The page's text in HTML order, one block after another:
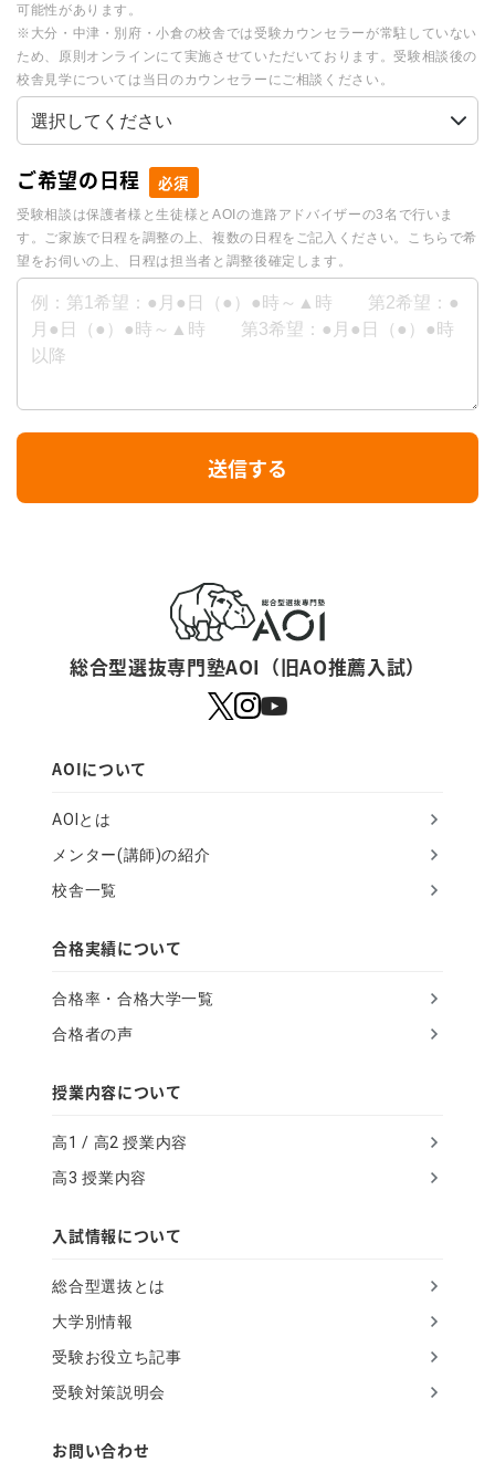
可能性があります。
※大分・中津・別府・小倉の校舎では受験カウンセラーが常駐していない
ため、原則オンラインにて実施させていただいております。受験相談後の
校舎見学については当日のカウンセラーにご相談ください。
ご希望の日程 必須
受験相談は保護者様と生徒様とAOIの進路アドバイザーの3名で行いま
す。ご家族で日程を調整の上、複数の日程をご記入ください。こちらで希
望をお伺いの上、日程は担当者と調整後確定します。
I
送信する
総合型選抜専門塾AOI（旧AO推薦入試）
AOIについて
AOIとは
メンター(講師)の紹介
校舎一覧
合格実績について
合格率・合格大学一覧
合格者の声
授業内容について
高1 / 高2 授業内容
高3 授業内容
入試情報について
総合型選抜とは
大学別情報
受験お役立ち記事
受験対策説明会
お問い合わせ